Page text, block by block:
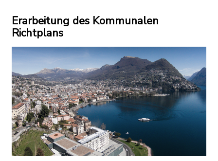
Erarbeitung des Kommunalen
Richtplans